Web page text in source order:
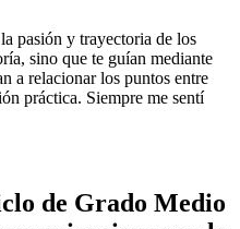
pasión y trayectoria de los
sino que te guían mediante
a relacionar los puntos entre
práctica. Siempre me sentí
de Grado Medio